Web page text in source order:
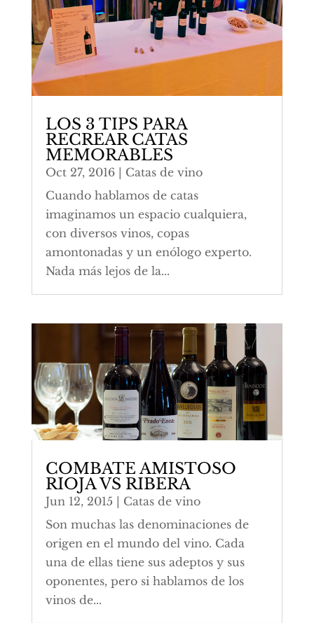
LOS 3 TIPS PARA
RECREAR CATAS
MEMORABLES
Oct 27, 2016| Catas de vino
Cuando hablamos de catas
imaginamos un espacio cualquiera,
con diversos vinos, copas
amontonadas y un enólogo experto.
Nada más lejos de la...
COMBATE AMISTOSO
RIOJA VS RIBERA
Jun 12, 2015
Catas de vino
Son muchas las denominaciones de
origen en el mundo del vino. Cada
una de ellas tiene sus adeptos y sus
oponentes, pero si hablamos de los
vinos de...